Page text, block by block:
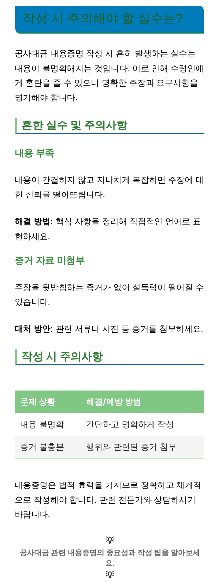
작성 시 주의해야 할 실수는?
공사대금 내용증명 작성 시 흔히 발생하는 실수는
내용이 불명확해지는 것입니다. 이로 인해 수령인에
게 혼란을 줄 수 있으니 명확한 주장과 요구사항을
명기해야 합니다.
흔한 실수 및 주의사항
내용 부족
내용이 간결하지 않고 지나치게 복잡하면 주장에 대
한 신뢰를 떨어뜨립니다.
해결 방법: 핵심 사항을 정리해 직접적인 언어로 표
현하세요.
증거 자료 미첨부
주장을 뒷받침하는 증거가 없어 설득력이 떨어질 수
있습니다.
대처 방안: 관련 서류나 사진 등 증거를 첨부하세요.
작성 시 주의사항
문제 상황 해결/예방 방법
내용 불명확 간단하고 명확하게 작성
증거 불충분 행위와 관련된 증거 첨부
내용증명은 법적 효력을 가지므로 정확하고 체계적
으로 작성해야 합니다. 관련 전문가와 상담하시기
바랍니다.
💡
공사대금 관련 내용증명의 중요성과 작성 팁을 알아보세
요.
💡